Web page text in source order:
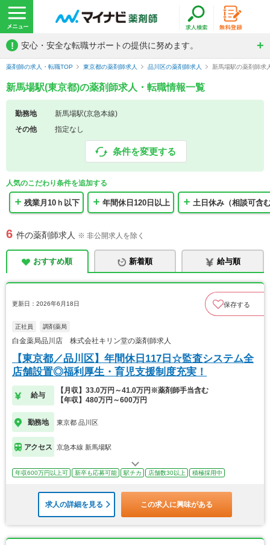
! 安心・安全な転職サポートの提供に努めます。
薬剤師の求人・転職TOP 東京都の薬剤師求人 品川区の薬剤師求人 新馬場駅の薬剤師求
新馬場駅(東京都)の薬剤師求人・転職情報一覧
勤務地
新馬場駅(京急本線)
その他
指定なし
条件を変更する
人気のこだわり条件を追加する
残業月10ｈ以下 年間休日120日以上 土日休み（相談可含
6 件の薬剤師求人 ※ 非公開求人を除く
おすすめ順 新着順 給与順
更新日：2026年6月18日 保存する
正社員 調剤薬局
白金薬局品川店 株式会社キリン堂の薬剤師求人
【東京都／品川区】年間休日117日☆監査システム全
店舗設置◎福利厚生・育児支援制度充実！
給与
【月収】33.0万円～41.0万円※薬剤師手当含む
【年収】480万円～600万円
勤務地 東京都 品川区
アクセス 京急本線 新馬場駅
年収600万円以上可 新卒も応募可能 駅チカ 店舗数30以上 積極採用中
求人の詳細を見る この求人に興味がある